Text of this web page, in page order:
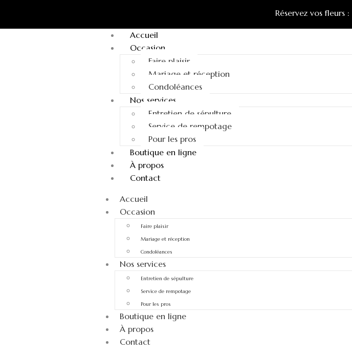
Réservez vos fleurs :
Accueil
Occasion
Faire plaisir
Mariage et réception
Condoléances
Nos services
Entretien de sépulture
Service de rempotage
Pour les pros
Boutique en ligne
À propos
Contact
Accueil
Occasion
Faire plaisir
Mariage et réception
Condoléances
Nos services
Entretien de sépulture
Service de rempotage
Pour les pros
Boutique en ligne
À propos
Contact